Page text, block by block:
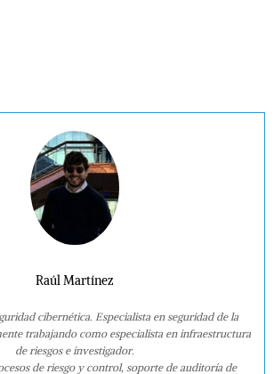
Raúl Martínez
cibernética. Especialista en seguridad de la
trabajando como especialista en infraestructura
de riesgos e investigador.
de riesgo y control, soporte de auditoría de